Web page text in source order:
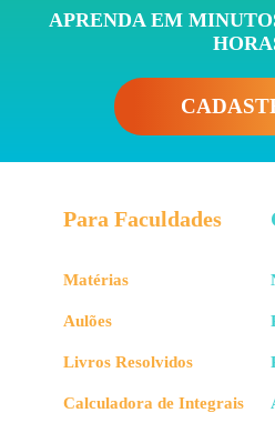
APRENDA EM
Para Faculdades
Matérias
Aulões
Livros Resolvidos
Calculadora de Integrais